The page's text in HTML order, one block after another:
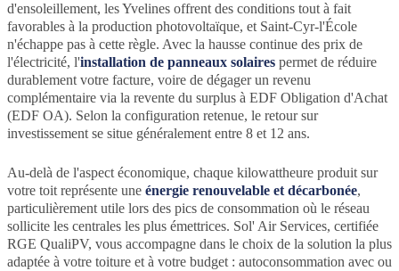
d'ensoleillement, les Yvelines offrent des conditions tout à fait
favorables à la production photovoltaïque, et Saint-Cyr-l'École
n'échappe pas à cette règle. Avec la hausse continue des prix de
l'électricité, l'installation de panneaux solaires permet de réduire
durablement votre facture, voire de dégager un revenu
complémentaire via la revente du surplus à EDF Obligation d'Achat
(EDF OA). Selon la configuration retenue, le retour sur
investissement se situe généralement entre 8 et 12 ans.
Au-delà de l'aspect économique, chaque kilowattheure produit sur
votre toit représente une énergie renouvelable et décarbonée,
particulièrement utile lors des pics de consommation où le réseau
sollicite les centrales les plus émettrices. Sol' Air Services, certifiée
RGE QualiPV, vous accompagne dans le choix de la solution la plus
adaptée à votre toiture et à votre budget : autoconsommation avec ou